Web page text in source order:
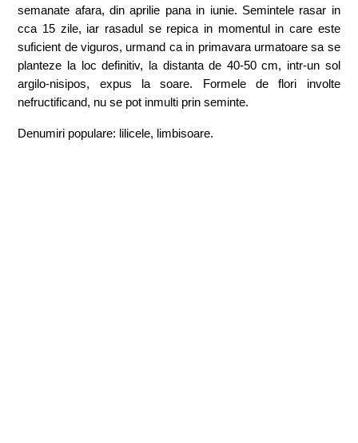
semanate afara, din aprilie pana in iunie. Semintele rasar in
cca 15 zile, iar rasadul se repica in momentul in care este
suficient de viguros, urmand ca in primavara urmatoare sa se
planteze la loc definitiv, la distanta de 40-50 cm, intr-un sol
argilo-nisipos, expus la soare. Formele de flori involte
nefructificand, nu se pot inmulti prin seminte.
Denumiri populare: lilicele, limbisoare.